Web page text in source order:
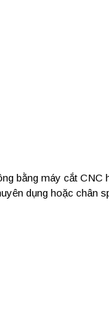
bằngmáycắtCNC
dụnghoặcchân